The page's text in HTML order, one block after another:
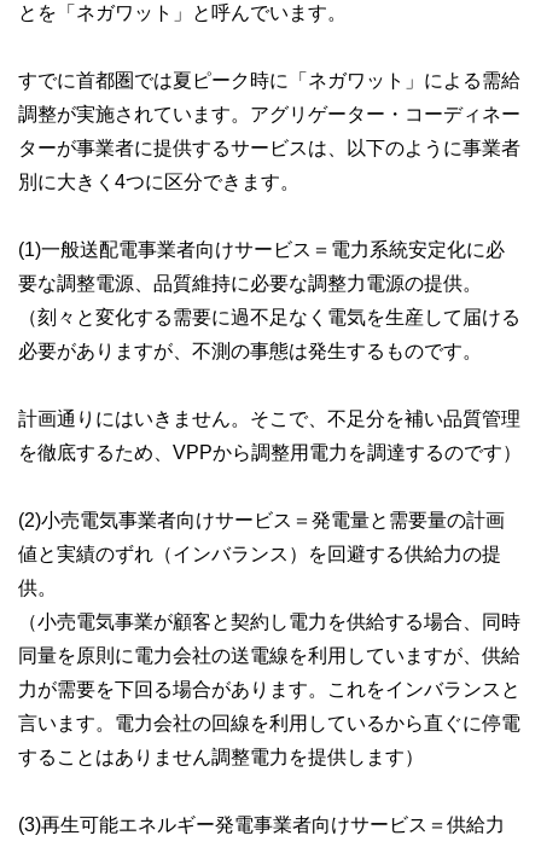
とを「ネガワット」と呼んでいます。
すでに首都圏では夏ピーク時に「ネガワット」による需給
調整が実施されています。アグリゲーター・コーディネー
ターが事業者に提供するサービスは、以下のように事業者
別に大きく4つに区分できます。
(1)一般送配電事業者向けサービス＝電力系統安定化に必
要な調整電源、品質維持に必要な調整力電源の提供。
（刻々と変化する需要に過不足なく電気を生産して届ける
必要がありますが、不測の事態は発生するものです。
計画通りにはいきません。そこで、不足分を補い品質管理
を徹底するため、VPPから調整用電力を調達するのです）
(2)小売電気事業者向けサービス＝発電量と需要量の計画
値と実績のずれ（インバランス）を回避する供給力の提
供。
（小売電気事業が顧客と契約し電力を供給する場合、同時
同量を原則に電力会社の送電線を利用していますが、供給
力が需要を下回る場合があります。これをインバランスと
言います。電力会社の回線を利用しているから直ぐに停電
することはありません調整電力を提供します）
(3)再生可能エネルギー発電事業者向けサービス＝供給力